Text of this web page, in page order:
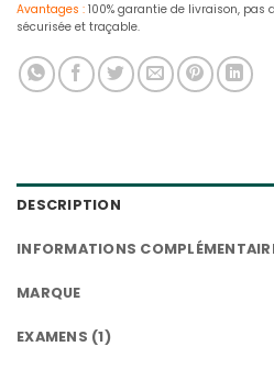
Avantages : 100% garantie de livraison,
sécurisée et traçable.
DESCRIPTION
INFORMATIONS
MARQUE
EXAMENS (1)